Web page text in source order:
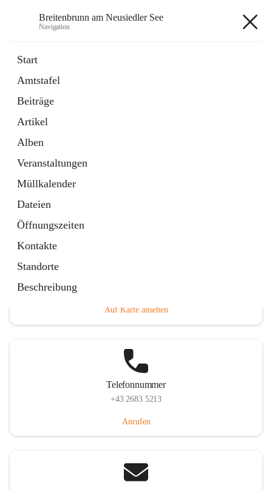
Breitenbrunn am Neusiedler See
Navigation
Start
Amtstafel
Beiträge
Artikel
Alben
Veranstaltungen
Müllkalender
Dateien
Öffnungszeiten
Kontakte
Standorte
Beschreibung
18 Schnellzugriffe
Gemeindeservice
Auf Karte ansehen
Telefonnummer
+43 2683 5213
Anrufen